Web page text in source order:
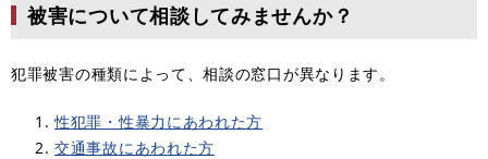
被害について相談してみませんか？
犯罪被害の種類によって、相談の窓口が異なります。
性犯罪・性暴力にあわれた方
交通事故にあわれた方